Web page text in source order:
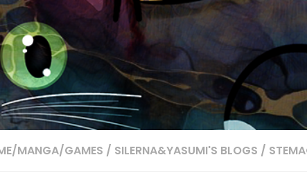
MANGA/GAMES / SILERNA&YASUMI'S BLOGS /